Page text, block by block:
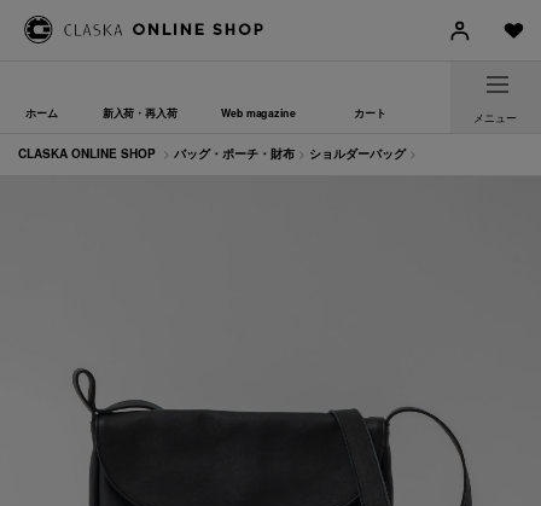
ホーム 新入荷・再入荷 Web magazine カート メニュー
CLASKA ONLINE SHOP > バッグ・ポーチ・財布 > ショルダーバッグ>